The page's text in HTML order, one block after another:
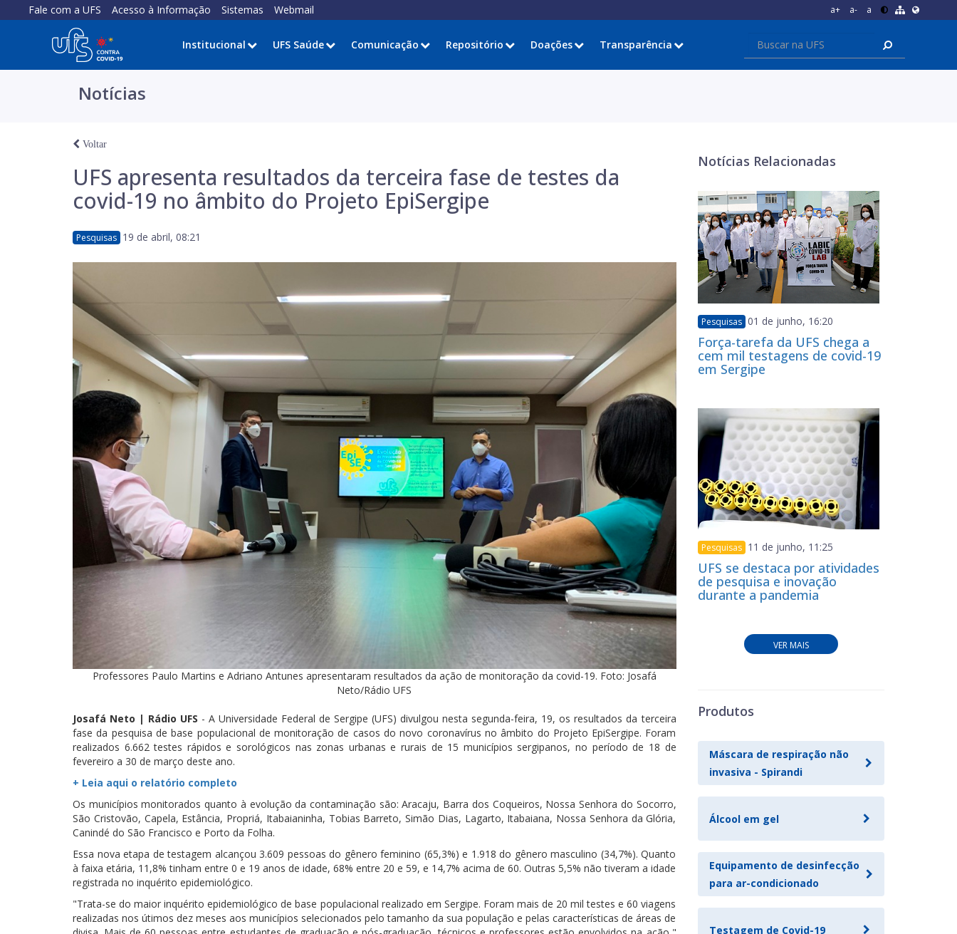
Fale com a UFS Acesso à Informação Sistemas Webmail a+ a- a
Institucional UFS Saúde Comunicação Repositório Doações Transparência
Notícias
Voltar
UFS apresenta resultados da terceira fase de testes da
covid-19 no âmbito do Projeto EpiSergipe
Pesquisas 19 de abril, 08:21
Professores Paulo Martins e Adriano Antunes apresentaram resultados da ação de monitoração da covid-19. Foto: Josafá
Neto/Rádio UFS
Josafá Neto | Rádio UFS - A Universidade Federal de Sergipe (UFS) divulgou nesta segunda-feira, 19, os resultados da terceira
fase da pesquisa de base populacional de monitoração de casos do novo coronavírus no âmbito do Projeto EpiSergipe. Foram
realizados 6.662 testes rápidos e sorológicos nas zonas urbanas e rurais de 15 municípios sergipanos, no período de 18 de
fevereiro a 30 de março deste ano.
+ Leia aqui o relatório completo
Os municípios monitorados quanto à evolução da contaminação são: Aracaju, Barra dos Coqueiros, Nossa Senhora do Socorro,
São Cristovão, Capela, Estância, Propriá, Itabaianinha, Tobias Barreto, Simão Dias, Lagarto, Itabaiana, Nossa Senhora da Glória,
Canindé do São Francisco e Porto da Folha.
Essa nova etapa de testagem alcançou 3.609 pessoas do gênero feminino (65,3%) e 1.918 do gênero masculino (34,7%). Quanto
à faixa etária, 11,8% tinham entre 0 e 19 anos de idade, 68% entre 20 e 59, e 14,7% acima de 60. Outras 5,5% não tiveram a idade
registrada no inquérito epidemiológico.
"Trata-se do maior inquérito epidemiológico de base populacional realizado em Sergipe. Foram mais de 20 mil testes e 60 viagens
realizadas nos útimos dez meses aos municípios selecionados pelo tamanho da sua população e pelas características de áreas de
Notícias Relacionadas
Pesquisas 01 de junho, 16:20
Força-tarefa da UFS chega a
cem mil testagens de covid-19
em Sergipe
Pesquisas 11 de junho, 11:25
UFS se destaca por atividades
de pesquisa e inovação
durante a pandemia
VER MAIS
Produtos
Máscara de respiração não
invasiva - Spirandi
Álcool em gel
Equipamento de desinfecção
para ar-condicionado
Testagem de Covid-19